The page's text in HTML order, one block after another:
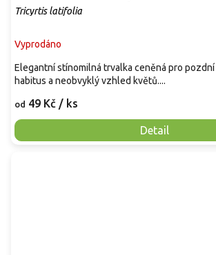
Tricyrtis latifolia
Vyprodáno
od 49 Kč / ks
Detail
Elegantní stínomilná trvalka ceněná pro
habitus a neobvyklý vzhled květů....